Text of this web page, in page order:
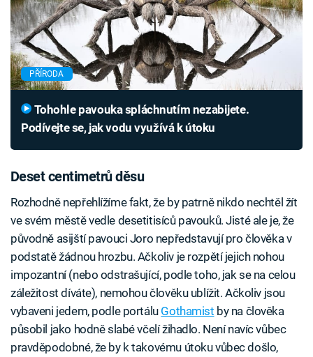
PŘÍRODA
Podívejte se, jak vodu využívá k útoku
Deset centimetrů děsu
Rozhodně nepřehlížíme fakt, že by patrně nikdo nechtěl žít
ve svém městě vedle desetitisíců pavouků. Jisté ale je, že
původně asijští pavouci Joro nepředstavují pro člověka v
podstatě žádnou hrozbu. Ačkoliv je rozpětí jejich nohou
impozantní (nebo odstrašující, podle toho, jak se na celou
záležitost díváte), nemohou člověku ublížit. Ačkoliv jsou
vybaveni jedem, podle portálu Gothamist by na člověka
působil jako hodně slabé včelí žihadlo. Není navíc vůbec
pravděpodobné, že by k takovému útoku vůbec došlo,